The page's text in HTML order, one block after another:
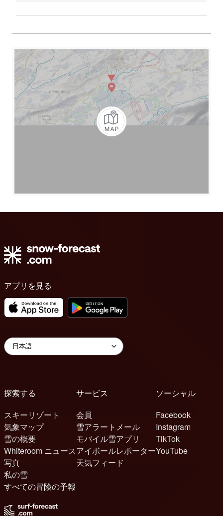
アプリを見る
探索する
スキーリゾート
気象マップ
雪の概要
Whiteroom ニュース
写真
私の雪
サービス
会員
雪アラートメール
モバイル雪アプリ
アイボールレポーター
天気フィード
ソーシャル
Facebook
Instagram
TikTok
YouTube
すべての冒険の予報